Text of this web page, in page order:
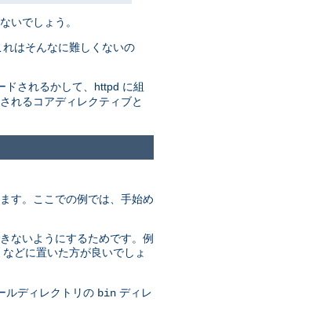
いでしょう。
はそんなに難しくないの
されるかして、httpd に組
れるコアディレクティブと
す。ここでの例では、手始め
ないようにするためです。例
などに置いた方が良いでしょ
ルディレクトリの bin ディレ